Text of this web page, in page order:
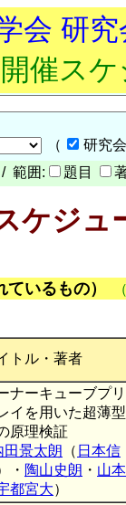
会 研
催ス
（
研究
/ 範囲: 題目
ケジュ
いるもの）
トル・著者
ナーキューブプ
イを用いた超薄
原理検証
田景太朗 （ 日本信
・ 陶山史朗 ・ 山
都宮大）